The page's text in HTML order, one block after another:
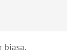
biasa.